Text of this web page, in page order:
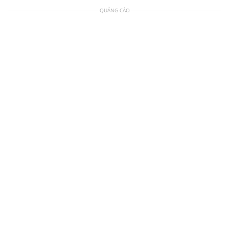
QUẢNG CÁO